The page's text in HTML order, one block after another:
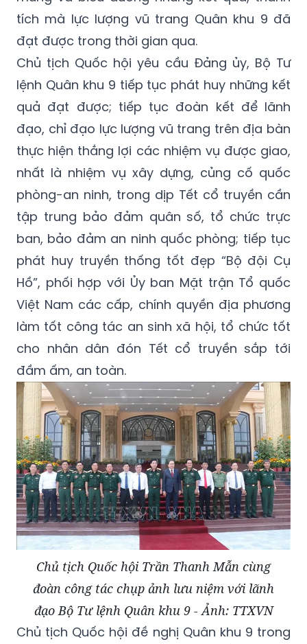
tích mà lực lượng vũ trang Quân khu 9 đã
đạt được trong thời gian qua.
Chủ tịch Quốc hội yêu cầu Đảng ủy, Bộ Tư
lệnh Quân khu 9 tiếp tục phát huy những kết
quả đạt được; tiếp tục đoàn kết để lãnh
đạo, chỉ đạo lực lượng vũ trang trên địa bàn
thực hiện thắng lợi các nhiệm vụ được giao,
nhất là nhiệm vụ xây dựng, củng cố quốc
phòng-an ninh, trong dịp Tết cổ truyền cần
tập trung bảo đảm quân số, tổ chức trực
ban, bảo đảm an ninh quốc phòng; tiếp tục
phát huy truyền thống tốt đẹp “Bộ đội Cụ
Hồ”, phối hợp với Ủy ban Mặt trận Tổ quốc
Việt Nam các cấp, chính quyền địa phương
làm tốt công tác an sinh xã hội, tổ chức tốt
cho nhân dân đón Tết cổ truyền sắp tới
đầm ấm, an toàn.
Chủ tịch Quốc hội Trần Thanh Mẫn cùng
đoàn công tác chụp ảnh lưu niệm với lãnh
đạo Bộ Tư lệnh Quân khu 9 - Ảnh: TTXVN
Chủ tịch Quốc hội đề nghị Quân khu 9 trong